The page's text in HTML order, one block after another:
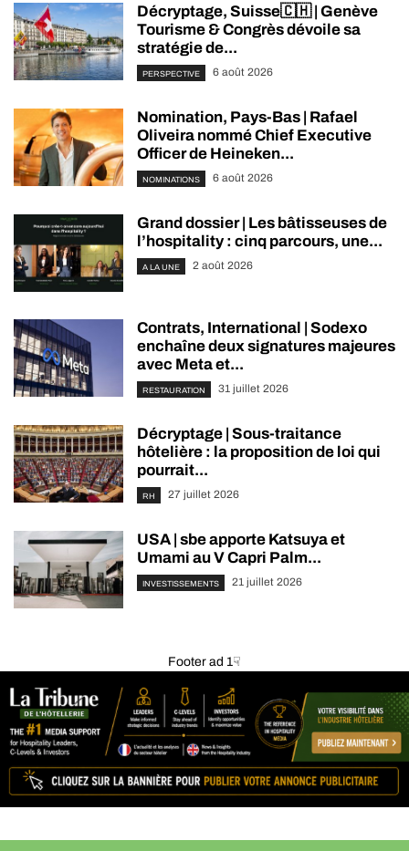
Décryptage, Suisse🇨🇭 | Genève
Tourisme & Congrès dévoile sa
stratégie de...
PERSPECTIVE 6 août 2026
Nomination, Pays-Bas | Rafael
Oliveira nommé Chief Executive
Officer de Heineken...
NOMINATIONS 6 août 2026
Grand dossier | Les bâtisseuses de
l’hospitality : cinq parcours, une...
A LA UNE 2 août 2026
Contrats, International | Sodexo
enchaîne deux signatures majeures
avec Meta et...
RESTAURATION 31 juillet 2026
Décryptage | Sous-traitance
hôtelière : la proposition de loi qui
pourrait...
RH 27 juillet 2026
USA | sbe apporte Katsuya et
Umami au V Capri Palm...
INVESTISSEMENTS 21 juillet 2026
Footer ad 1☟